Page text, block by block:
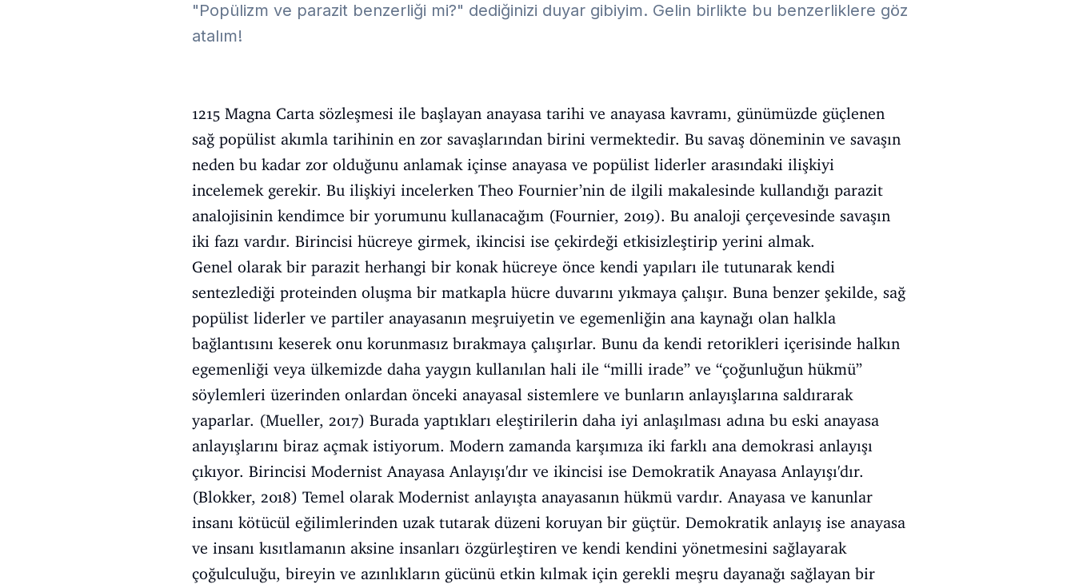
"Popülizm ve parazit benzerliği mi?" dediğinizi duyar gibiyim. Gelin birlikte bu benzerliklere göz
atalım!
1215 Magna Carta sözleşmesi ile başlayan anayasa tarihi ve anayasa kavramı, günümüzde güçlenen
sağ popülist akımla tarihinin en zor savaşlarından birini vermektedir. Bu savaş döneminin ve savaşın
neden bu kadar zor olduğunu anlamak içinse anayasa ve popülist liderler arasındaki ilişkiyi
incelemek gerekir. Bu ilişkiyi incelerken Theo Fournier’nin de ilgili makalesinde kullandığı parazit
analojisinin kendimce bir yorumunu kullanacağım (Fournier, 2019). Bu analoji çerçevesinde savaşın
iki fazı vardır. Birincisi hücreye girmek, ikincisi ise çekirdeği etkisizleştirip yerini almak.
Genel olarak bir parazit herhangi bir konak hücreye önce kendi yapıları ile tutunarak kendi
sentezlediği proteinden oluşma bir matkapla hücre duvarını yıkmaya çalışır. Buna benzer şekilde, sağ
popülist liderler ve partiler anayasanın meşruiyetin ve egemenliğin ana kaynağı olan halkla
bağlantısını keserek onu korunmasız bırakmaya çalışırlar. Bunu da kendi retorikleri içerisinde halkın
egemenliği veya ülkemizde daha yaygın kullanılan hali ile “milli irade” ve “çoğunluğun hükmü”
söylemleri üzerinden onlardan önceki anayasal sistemlere ve bunların anlayışlarına saldırarak
yaparlar. (Mueller, 2017) Burada yaptıkları eleştirilerin daha iyi anlaşılması adına bu eski anayasa
anlayışlarını biraz açmak istiyorum. Modern zamanda karşımıza iki farklı ana demokrasi anlayışı
çıkıyor. Birincisi Modernist Anayasa Anlayışı'dır ve ikincisi ise Demokratik Anayasa Anlayışı'dır.
(Blokker, 2018) Temel olarak Modernist anlayışta anayasanın hükmü vardır. Anayasa ve kanunlar
insanı kötücül eğilimlerinden uzak tutarak düzeni koruyan bir güçtür. Demokratik anlayış ise anayasa
ve insanı kısıtlamanın aksine insanları özgürleştiren ve kendi kendini yönetmesini sağlayarak
çoğulculuğu, bireyin ve azınlıkların gücünü etkin kılmak için gerekli meşru dayanağı sağlayan bir